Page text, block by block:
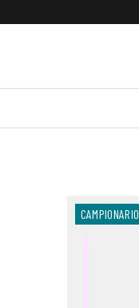
CAMPIONARIO